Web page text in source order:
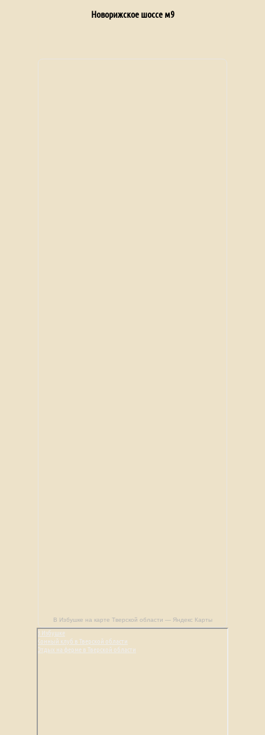
Новорижское шоссе м9
В Избушке на карте Тверской области — Яндекс Карты
В Избушке
Конный клуб в Тверской области
Отдых на ферме в Тверской области